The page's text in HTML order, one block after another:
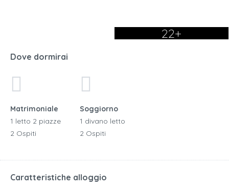
22+
Dove dormirai
Matrimoniale
1 letto 2 piazze
2 Ospiti
Soggiorno
1 divano letto
2 Ospiti
Caratteristiche alloggio